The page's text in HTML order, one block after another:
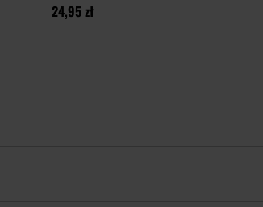
substancji
24,95 zł